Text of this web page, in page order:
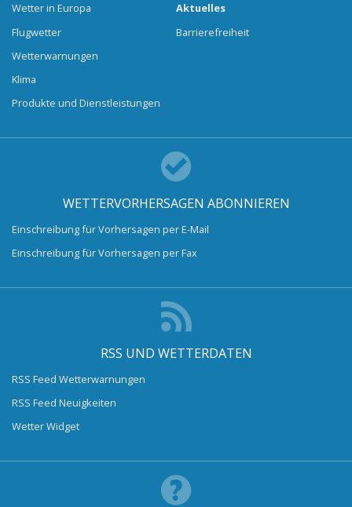
Wetter in Europa
Flugwetter
Wetterwarnungen
Klima
Produkte und Dienstleistungen
Aktuelles
Barrierefreiheit
WETTERVORHERSAGEN ABONNIEREN
Einschreibung für Vorhersagen per E-Mail
Einschreibung für Vorhersagen per Fax
RSS UND WETTERDATEN
RSS Feed Wetterwarnungen
RSS Feed Neuigkeiten
Wetter Widget